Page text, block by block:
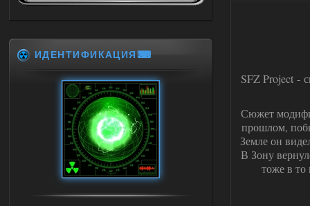
SFZ Project -
Сюжет
прошлом,
Земле он
В Зону
тоже в
ИДЕНТИФИКАЦИЯ⌨